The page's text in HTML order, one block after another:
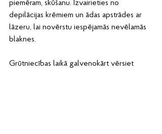
piemēram, skūšanu. Izvairieties no
depilācijas krēmiem un ādas apstrādes ar
lāzeru, lai novērstu iespējamās nevēlamās
blaknes.
Grūtniecības laikā galvenokārt vērsiet